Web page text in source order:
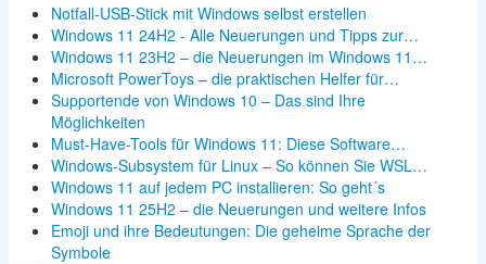
Notfall-USB-Stick mit Windows selbst erstellen
Windows 11 24H2 - Alle Neuerungen und Tipps zur…
Windows 11 23H2 – die Neuerungen im Windows 11…
Microsoft PowerToys – die praktischen Helfer für…
Supportende von Windows 10 – Das sind Ihre
Möglichkeiten
Must-Have-Tools für Windows 11: Diese Software…
Windows-Subsystem für Linux – So können Sie WSL…
Windows 11 auf jedem PC installieren: So geht´s
Windows 11 25H2 – die Neuerungen und weitere Infos
Emoji und ihre Bedeutungen: Die geheime Sprache der
Symbole